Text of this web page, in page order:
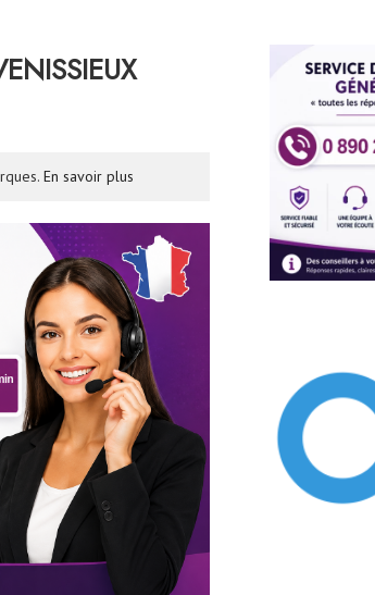
En savoir plus